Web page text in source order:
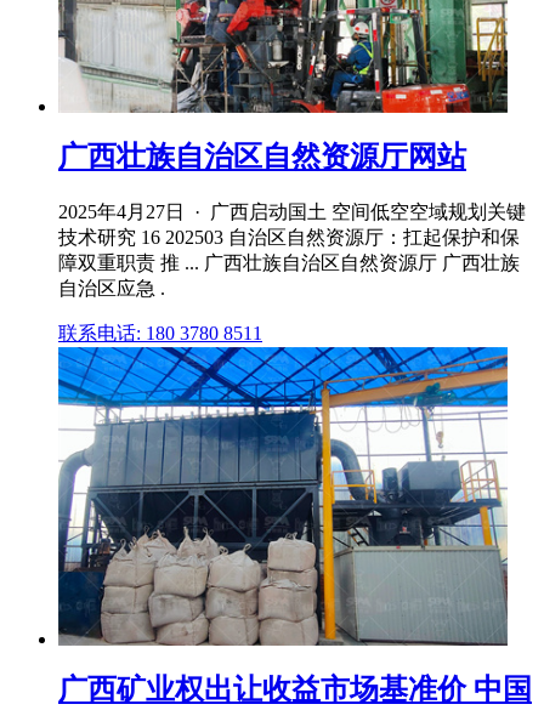
广西壮族自治区自然资源厅网站
2025年4月27日 · 广西启动国土 空间低空空域规划关键
技术研究 16 202503 自治区自然资源厅：扛起保护和保
障双重职责 推 ... 广西壮族自治区自然资源厅 广西壮族
自治区应急 .
联系电话: 180 3780 8511
广西矿业权出让收益市场基准价 中国